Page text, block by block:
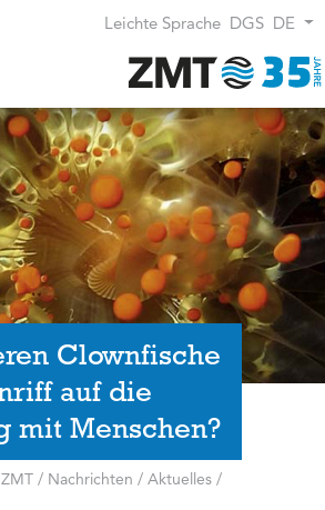
Leichte Sprache DGS DE
Clownfische
auf die
mit Menschen?
/ Nachrichten / Aktuelles /